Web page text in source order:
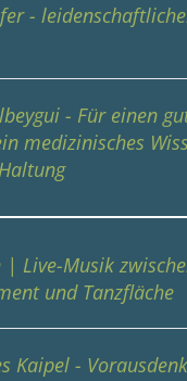
-
- Für einen
medizinisches
| Live-Musik
und Tanzfläche
Kaipel -